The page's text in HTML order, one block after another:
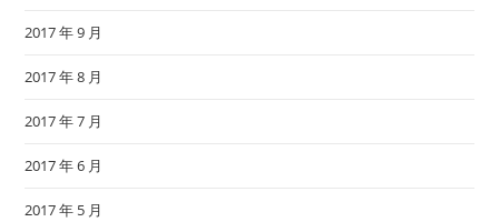
2017 年 9 月
2017 年 8 月
2017 年 7 月
2017 年 6 月
2017 年 5 月